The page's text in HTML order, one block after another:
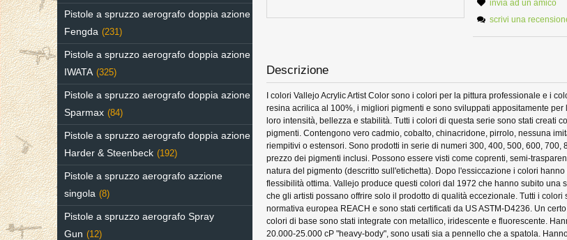
Pistole a spruzzo aerografo doppia azione
Fengda (231)
Pistole a spruzzo aerografo doppia azione
IWATA (325)
Pistole a spruzzo aerografo doppia azione
Sparmax (84)
Pistole a spruzzo aerografo doppia azione
Harder & Steenbeck (192)
Pistole a spruzzo aerografo azzione
singola (8)
Pistole a spruzzo aerografo Spray
Gun (12)
invia ad un amico
scrivi una
Descrizione
I colori Vallejo Acrylic Artist Color sono i colori per la pittura professionale e i
resina acrilica al 100%, i migliori pigmenti e sono sviluppati appositamente per
loro intensità, bellezza e stabilità. Tutti i colori di questa serie sono stati creati
pigmenti. Contengono vero cadmio, cobalto, chinacridone, pirrolo, nessuna
riempitivi o estensori. Sono prodotti in serie di numeri 300, 400, 500, 600, 700,
prezzo dei pigmenti inclusi. Possono essere visti come coprenti, semi-
natura del pigmento (descritto sull'etichetta). Dopo l'essiccazione i colori
flessibilità ottima. Vallejo produce questi colori dal 1972 che hanno subito una
che gli artisti possano offrire solo il prodotto di qualità eccezionale. Tutti i colori
normativa europea REACH e sono stati certificati da US ASTM-D4236. Un
colori di base sono stati integrate con metallico, iridescente e fluorescente.
20.000-25.000 cP "heavy-body", sono usati sia a pennello che a spatola.